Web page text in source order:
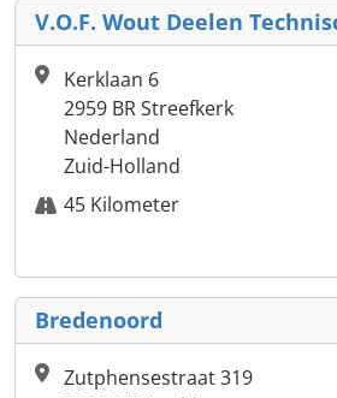
V.O.F. Wout Deelen
Kerklaan 6
2959 BR Streefkerk
Nederland
Zuid-Holland
45 Kilometer
Bredenoord
Zutphensestraat 319